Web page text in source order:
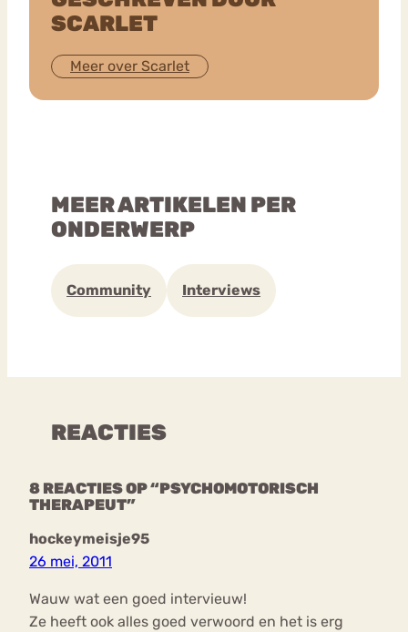
SCARLET
Meer over Scarlet
MEER ARTIKELEN PER
ONDERWERP
Community Interviews
REACTIES
8 REACTIES OP “PSYCHOMOTORISCH
THERAPEUT”
hockeymeisje95
26 mei, 2011
Wauw wat een goed intervieuw!
Ze heeft ook alles goed verwoord en het is erg